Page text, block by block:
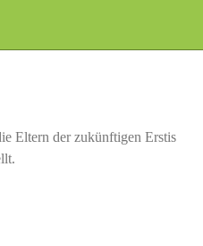
Eltern der zukünftigen Erstis